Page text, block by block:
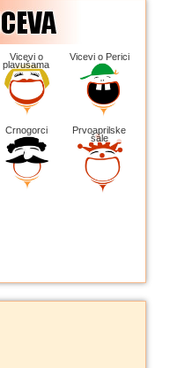
Vicevi o
plavušama
Vicevi o Perici
Crnogorci Prvoaprilske
šale